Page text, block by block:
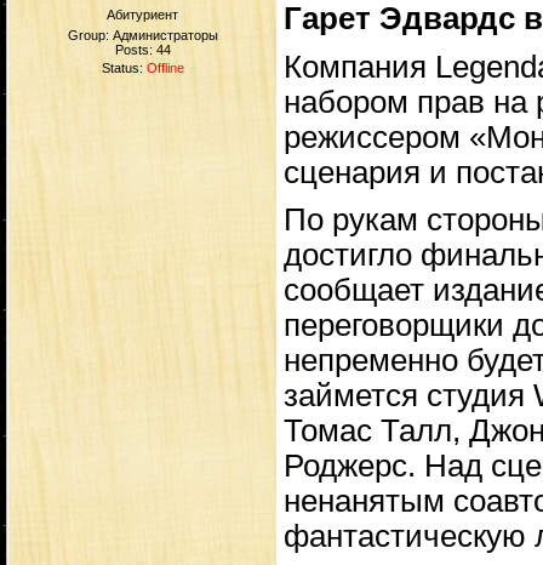
Абитуриент
Group: Администраторы
Posts: 44
Status: Offline
Гарет Эдвардс
Компания
набором прав на
режиссером
сценария и
По рукам
достигло
сообщает
переговорщики
непременно
займется
Томас Талл,
Роджерс. Над
ненанятым
фантастическую